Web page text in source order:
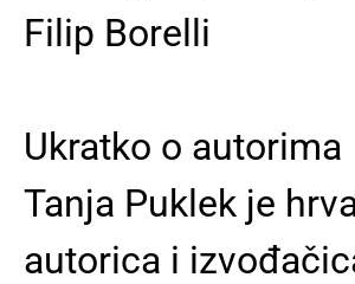
Filip Borelli
Ukratko o autorima
Tanja Puklek je
autorica i